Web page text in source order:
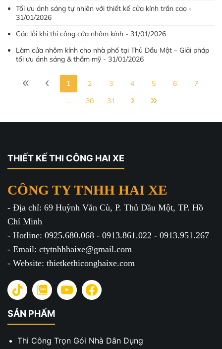
Tối ưu ánh sáng tự nhiên với thiết kế cửa kính trần cao -
31/01/2026
Các lỗi khi thi công cửa nhôm kính - 31/01/2026
Làm cửa nhôm kính cho nhà phố tại Thủ Dầu Một – Giải pháp
tối ưu ánh sáng & thẩm mỹ - 31/01/2026
1 2 3 4 5 6
7
...
30 31
THIẾT KẾ THI CÔNG HAI XE
CÔNG TY TNHH HAI XE
- Địa chỉ: 69 Huỳnh Văn Cù, P. Thủ Dầu Một, TP. Hồ
Chí Minh
- Hotline: 0925.680.068 - 0913.861.022 - 0913.951.267
- Email: ctytnhhhaixe@gmail.com
- Website: thietkethiconghaixe.com
SẢN PHẨM
Thi Công Trọn Gói Nhà Dân Dụng